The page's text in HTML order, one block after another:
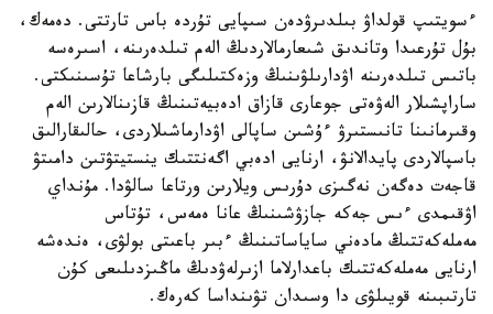
ءسويتىپ قولداۋ بىلدىرۋدەن سىپايى تۇردە باس تارتتى. دەمەك،
بۇل تۇرعىدا وتاندىق شىعارمالاردىڭ الەم تىلدەرىنە، اسىرەسە
باتىس تىلدەرىنە اۋدارىلۋىنىڭ وزەكتىلىگى بارشاعا تۇسىنىكتى.
ساراپشىلار الەۋەتى جوعارى قازاق ادەبيەتىنىڭ قازىنالارىن الەم
وقىرمانىنا تانىستىرۋ ءۇشىن ساپالى اۋدارماشىلاردى، حالىقارالىق
باسپالاردى پايدالانۋ، ارنايى ادەبي اگەنتتىك ينستيتۋتىن دامىتۋ
قاجەت دەگەن نەگىزى دۇرىس ويلارىن ورتاعا سالۋدا. مۇنداي
اۋقىمدى ءىس جەكە جازۋشىنىڭ عانا ەمەس، تۇتاس
مەملەكەتتىڭ مادەني ساياساتىنىڭ ءبىر باعىتى بولۋى، ەندەشە
ارنايى مەملەكەتتىك باعدارلاما ازىرلەۋدىڭ ماڭىزدىلىعى كۇن
تارتىبىنە قويىلۋى دا وسىدان تۋىنداسا كەرەك.